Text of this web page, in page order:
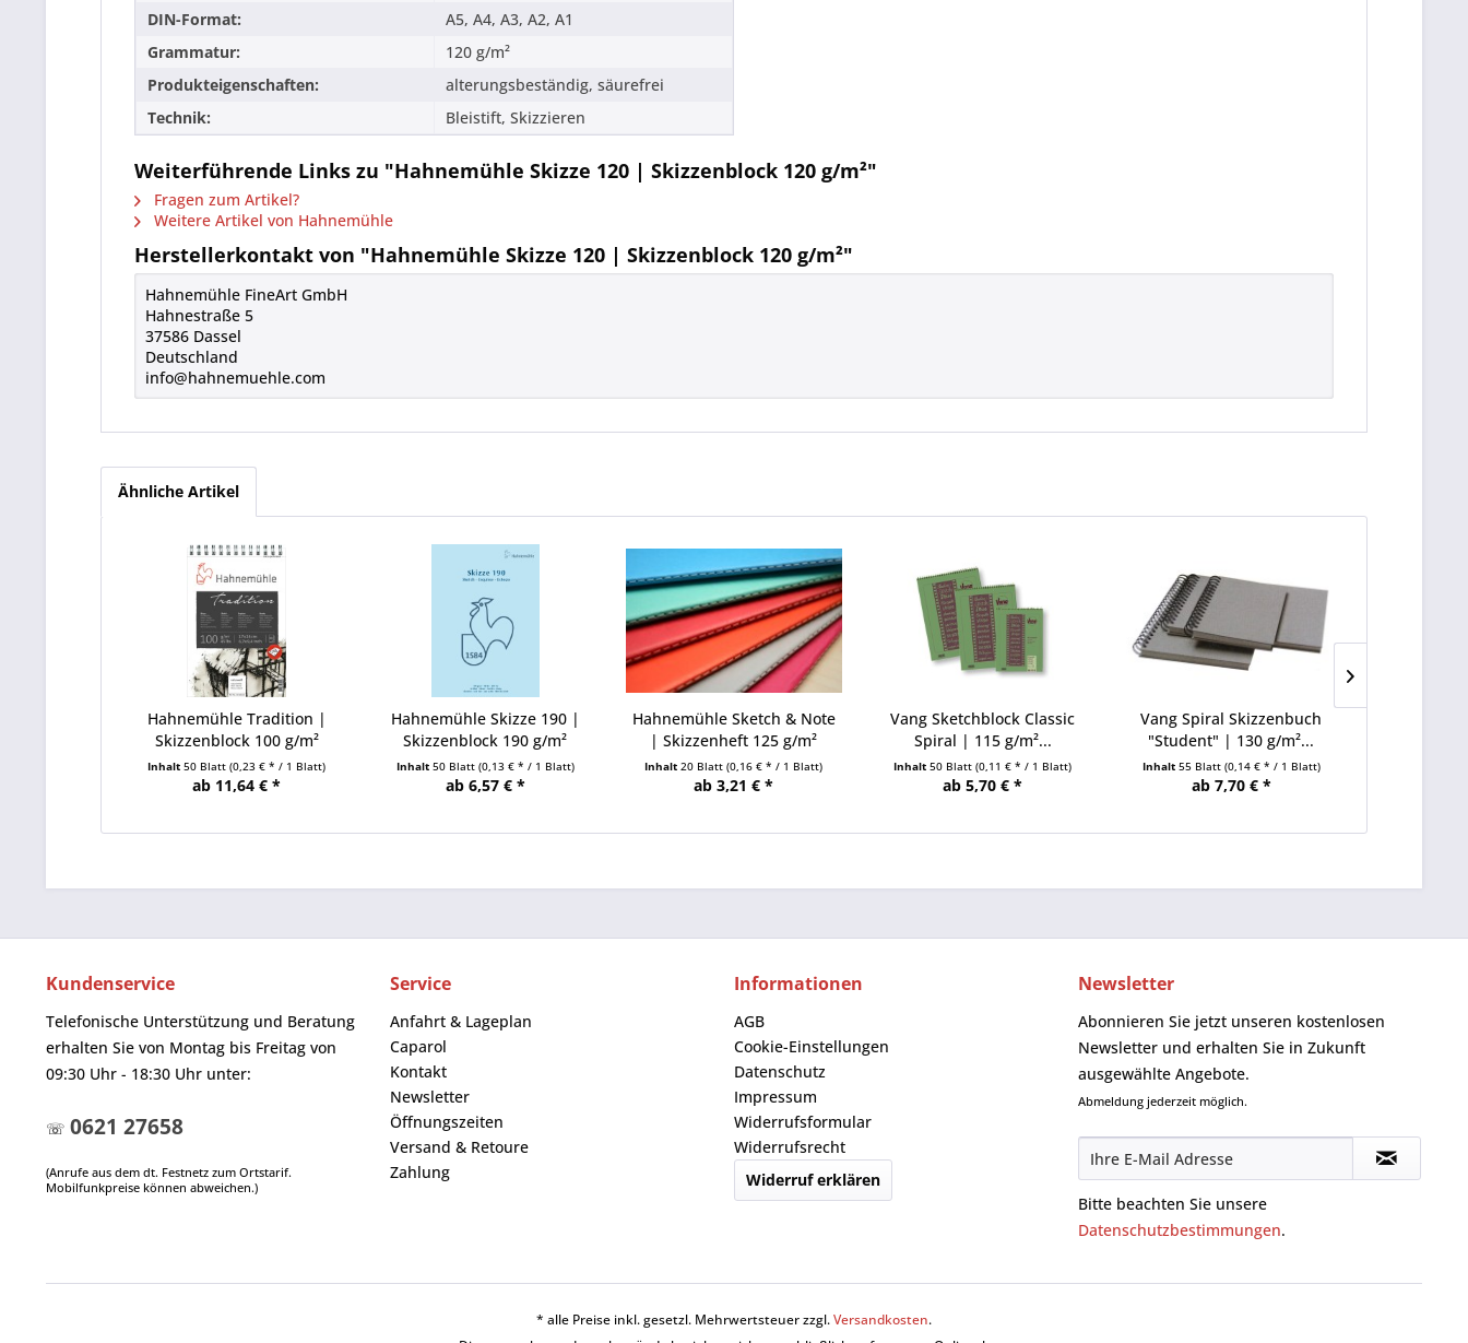
DIN-Format:
A5, A4, A3, A2, A1
Grammatur:
120 g/m²
Produkteigenschaften:
alterungsbeständig, säurefrei
Technik:
Bleistift, Skizzieren
Weiterführende Links zu "Hahnemühle Skizze 120 | Skizzenblock 120 g/m²"
Fragen zum Artikel?
Weitere Artikel von Hahnemühle
Herstellerkontakt von "Hahnemühle Skizze 120 | Skizzenblock 120 g/m²"
Hahnemühle FineArt GmbH
Hahnestraße 5
37586 Dassel
Deutschland
info@hahnemuehle.com
Ähnliche Artikel
Hahnemühle Tradition |
Skizzenblock 100 g/m²
Inhalt50 Blatt(0,23 € * / 1 Blatt)
ab 11,64 € *
Hahnemühle Skizze 190 |
Skizzenblock 190 g/m²
Inhalt 50 Blatt (0,13 € * / 1 Blatt)
ab 6,57 € *
Hahnemühle Sketch & Note
| Skizzenheft 125 g/m²
Inhalt20 Blatt(0,16 € * / 1 Blatt)
ab 3,21 € *
Vang Sketchblock Classic
Spiral | 115 g/m²...
Inhalt50 Blatt(0,11 € * / 1 Blatt)
ab 5,70 € *
Vang Spiral Skizzenbuch
"Student" | 130 g/m²...
Inhalt 55 Blatt (0,14 € * / 1 Blatt)
ab 7,70 € *
Kundenservice
Telefonische Unterstützung und Beratung
erhalten Sie von Montag bis Freitag von
09:30 Uhr - 18:30 Uhr unter:
☏ 0621 27658
(Anrufe aus dem dt. Festnetz zum Ortstarif.
Mobilfunkpreise können abweichen.)
Service
Anfahrt & Lageplan
Caparol
Kontakt
Newsletter
Öffnungszeiten
Versand & Retoure
Zahlung
Informationen
AGB
Cookie-Einstellungen
Datenschutz
Impressum
Widerrufsformular
Widerrufsrecht
Widerruf erklären
Newsletter
Abonnieren Sie jetzt unseren kostenlosen
Newsletter und erhalten Sie in Zukunft
ausgewählte Angebote.
Abmeldung jederzeit möglich.
Bitte beachten Sie unsere
Datenschutzbestimmungen.
* alle Preise inkl. gesetzl. Mehrwertsteuer zzgl.Versandkosten.